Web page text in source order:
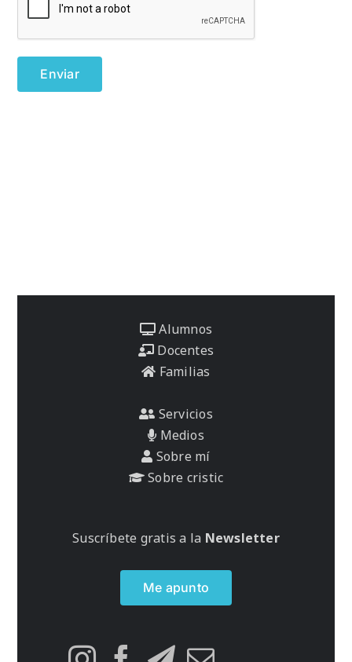
Alumnos
Docentes
Familias
Servicios
Medios
Sobre mí
Sobre cristic
Suscríbete gratis a la Newsletter
Me apunto